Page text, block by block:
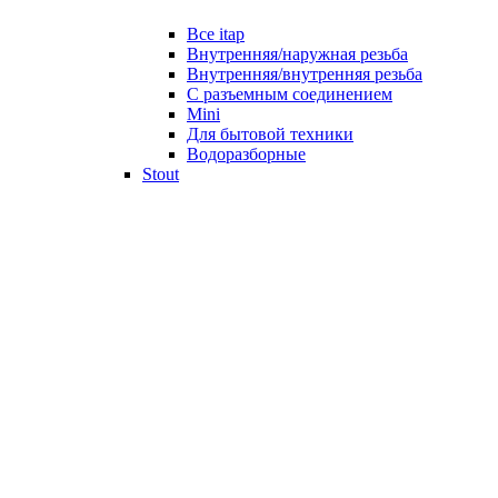
Все itap
Внутренняя/наружная резьба
Внутренняя/внутренняя резьба
С разъемным соединением
Mini
Для бытовой техники
Водоразборные
Stout